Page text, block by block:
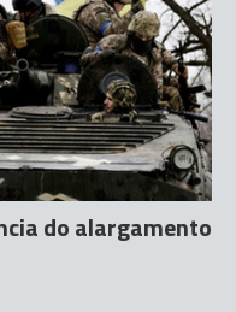
do alargamento